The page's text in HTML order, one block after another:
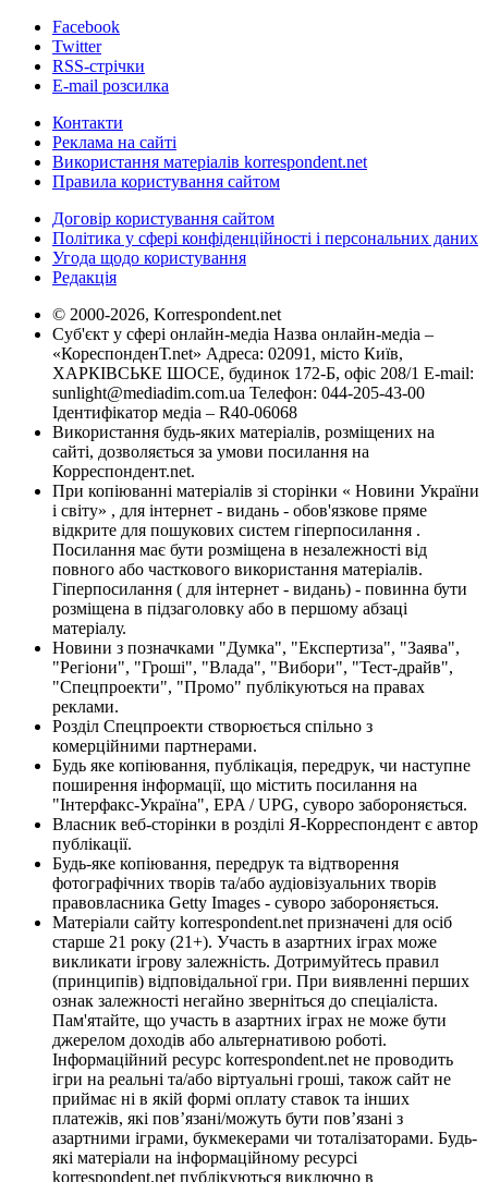
Facebook
Twitter
RSS-стрічки
E-mail розсилка
Контакти
Реклама на сайті
Використання матеріалів korrespondent.net
Правила користування сайтом
Договір користування сайтом
Політика у сфері конфіденційності і персональних даних
Угода щодо користування
Редакція
© 2000-2026, Korrespondent.net
Суб'єкт у сфері онлайн-медіа Назва онлайн-медіа –
«КореспонденТ.net» Адреса: 02091, місто Київ,
ХАРКІВСЬКЕ ШОСЕ, будинок 172-Б, офіс 208/1 E-mail:
sunlight@mediadim.com.ua Телефон: 044-205-43-00
Ідентифікатор медіа – R40-06068
Використання будь-яких матеріалів, розміщених на
сайті, дозволяється за умови посилання на
Корреспондент.net.
При копіюванні матеріалів зі сторінки « Новини України
і світу» , для інтернет - видань - обов'язкове пряме
відкрите для пошукових систем гіперпосилання .
Посилання має бути розміщена в незалежності від
повного або часткового використання матеріалів.
Гіперпосилання ( для інтернет - видань) - повинна бути
розміщена в підзаголовку або в першому абзаці
матеріалу.
Новини з позначками "Думка", "Експертиза", "Заява",
"Регіони", "Гроші", "Влада", "Вибори", "Тест-драйв",
"Спецпроекти", "Промо" публікуються на правах
реклами.
Розділ Спецпроекти створюється спільно з
комерційними партнерами.
Будь яке копіювання, публікація, передрук, чи наступне
поширення інформації, що містить посилання на
"Інтерфакс-Україна", EPA / UPG, суворо забороняється.
Власник веб-сторінки в розділі Я-Корреспондент є автор
публікації.
Будь-яке копіювання, передрук та відтворення
фотографічних творів та/або аудіовізуальних творів
правовласника Getty Images - суворо забороняється.
Матеріали сайту korrespondent.net призначені для осіб
старше 21 року (21+). Участь в азартних іграх може
викликати ігрову залежність. Дотримуйтесь правил
(принципів) відповідальної гри. При виявленні перших
ознак залежності негайно зверніться до спеціаліста.
Пам'ятайте, що участь в азартних іграх не може бути
джерелом доходів або альтернативою роботі.
Інформаційний ресурс korrespondent.net не проводить
ігри на реальні та/або віртуальні гроші, також сайт не
приймає ні в якій формі оплату ставок та інших
платежів, які пов’язані/можуть бути пов’язані з
азартними іграми, букмекерами чи тоталізаторами. Будь-
які матеріали на інформаційному ресурсі
korrespondent.net публікуються виключно в